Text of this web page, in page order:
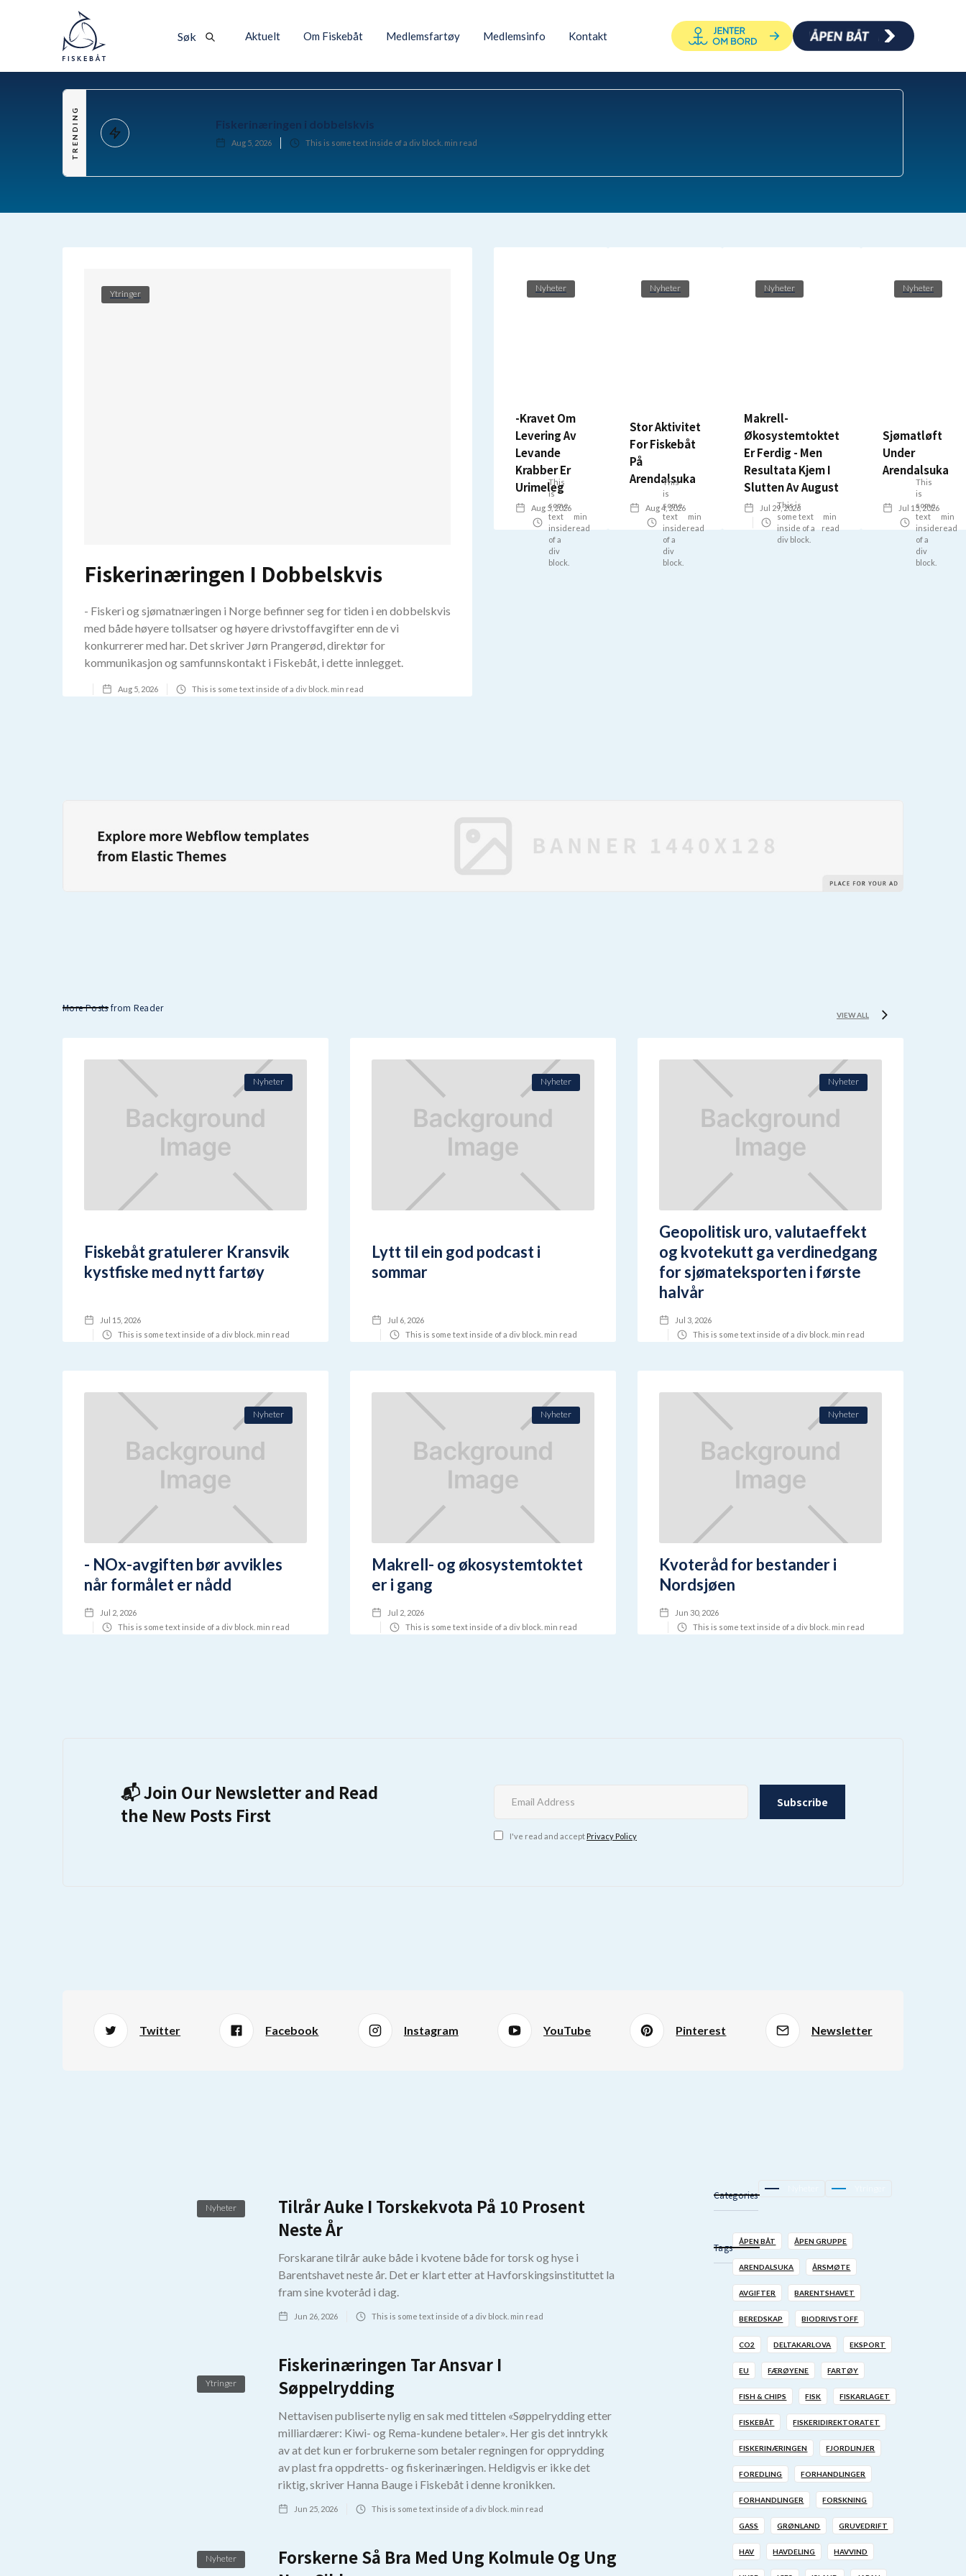
Søk Aktuelt Om Fiskebåt Medlemsfartøy Medlemsinfo Kontakt
TRENDING Fiskerinæringen i dobbelskvis
Aug 5, 2026 This is some text inside of a div block. min read
Ytringer
Fiskerinæringen I Dobbelskvis
- Fiskeri og sjømatnæringen i Norge befinner seg for tiden i en dobbelskvis
med både høyere tollsatser og høyere drivstoffavgifter enn de vi
konkurrerer med har. Det skriver Jørn Prangerød, direktør for
kommunikasjon og samfunnskontakt i Fiskebåt, i dette innlegget.
Aug 5, 2026 This is some text inside of a div block. min read
Nyheter
-Kravet Om
Levering Av
Levande
Krabber Er
Urimeleg
Aug 5, 2026
This
is
some
text
inside
of a
div
block.
min
read
Nyheter
Stor Aktivitet
For Fiskebåt
På
Arendalsuka
Aug 4, 2026
This
is
some
text
inside
of a
div
block.
min
read
Nyheter
Makrell-
Økosystemtoktet
Er Ferdig - Men
Resultata Kjem I
Slutten Av August
Jul 29, 2026
This is
some text
inside of a
div block.
min
read
Nyheter
Sjømatløft
Under
Arendalsuka
Jul 15, 2026
This
is
some
text
inside
of a
div
block.
min
read
More Posts from Reader
VIEW ALL
Nyheter
Fiskebåt gratulerer Kransvik
kystfiske med nytt fartøy
Jul 15, 2026
This is some text inside of a div block. min read
Nyheter
Lytt til ein god podcast i
sommar
Jul 6, 2026
This is some text inside of a div block. min read
Nyheter
Geopolitisk uro, valutaeffekt
og kvotekutt ga verdinedgang
for sjømateksporten i første
halvår
Jul 3, 2026
This is some text inside of a div block. min read
Nyheter
- NOx-avgiften bør avvikles
når formålet er nådd
Jul 2, 2026
This is some text inside of a div block. min read
Nyheter
Makrell- og økosystemtoktet
er i gang
Jul 2, 2026
This is some text inside of a div block. min read
Nyheter
Kvoteråd for bestander i
Nordsjøen
Jun 30, 2026
This is some text inside of a div block. min read
📬 Join Our Newsletter and Read
the New Posts First
I've read and accept Privacy Policy
Twitter Facebook Instagram YouTube Pinterest Newsletter
Nyheter
Tilrår Auke I Torskekvota På 10 Prosent
Neste År
Forskarane tilrår auke både i kvotene både for torsk og hyse i
Barentshavet neste år. Det er klart etter at Havforskingsinstituttet la
fram sine kvoteråd i dag.
Jun 26, 2026 This is some text inside of a div block. min read
Ytringer
Fiskerinæringen Tar Ansvar I
Søppelrydding
Nettavisen publiserte nylig en sak med tittelen «Søppelrydding etter
milliardærer: Kiwi- og Rema-kundene betaler». Her gis det inntrykk
av at det kun er forbrukerne som betaler regningen for opprydding
av plast fra oppdretts- og fiskerinæringen. Heldigvis er ikke det
riktig, skriver Hanna Bauge i Fiskebåt i denne kronikken.
Jun 25, 2026 This is some text inside of a div block. min read
Nyheter
Forskerne Så Bra Med Ung Kolmule Og Ung
Categories
Tags ÅPEN BÅT ÅPEN GRUPPE
ARENDALSUKA ÅRSMØTE
AVGIFTER BARENTSHAVET
BEREDSKAP BIODRIVSTOFF
CO2 DELTAKARLOVA EKSPORT
EU FÆRØYENE FARTØY
FISH & CHIPS FISK FISKARLAGET
FISKEBÅT FISKERIDIREKTORATET
FISKERINÆRINGEN FJORDLINJER
FOREDLING FORHANDLINGER
FORHANDLINGER FORSKNING
GASS GRØNLAND GRUVEDRIFT
HAV HAVDELING HAVVIND